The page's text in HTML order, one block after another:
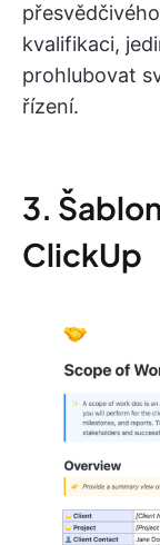
kvalifikaci,
prohlubovat
řízení.
3.
ClickUp